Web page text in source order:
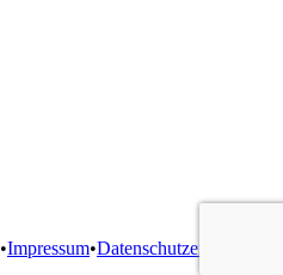
•Impressum•Datenschutzerklärung